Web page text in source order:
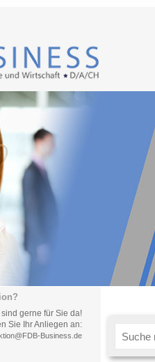
sind gerne für Sie da!
Sie Ihr Anliegen an:
Business.de